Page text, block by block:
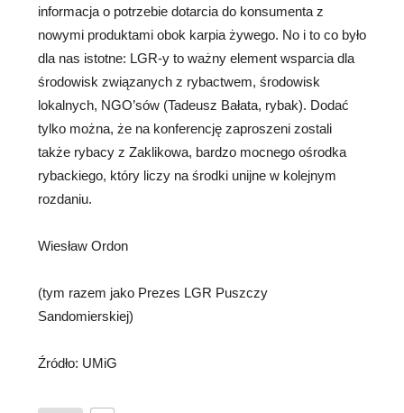
informacja o potrzebie dotarcia do konsumenta z
nowymi produktami obok karpia żywego. No i to co było
dla nas istotne: LGR-y to ważny element wsparcia dla
środowisk związanych z rybactwem, środowisk
lokalnych, NGO’sów (Tadeusz Bałata, rybak). Dodać
tylko można, że na konferencję zaproszeni zostali
także rybacy z Zaklikowa, bardzo mocnego ośrodka
rybackiego, który liczy na środki unijne w kolejnym
rozdaniu.
Wiesław Ordon
(tym razem jako Prezes LGR Puszczy
Sandomierskiej)
Źródło: UMiG